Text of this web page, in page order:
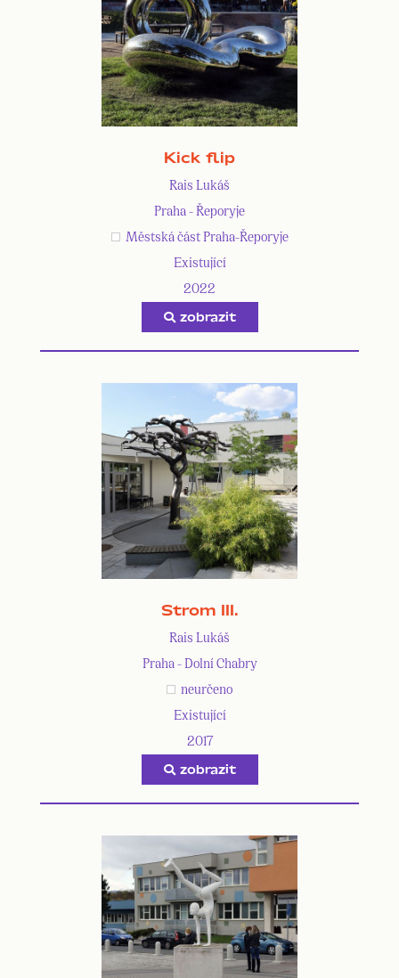
Kick flip
Rais Lukáš
Praha - Řeporyje
Městská část Praha-Řeporyje
Existující
2022
zobrazit
Strom III.
Rais Lukáš
Praha - Dolní Chabry
neurčeno
Existující
2017
zobrazit